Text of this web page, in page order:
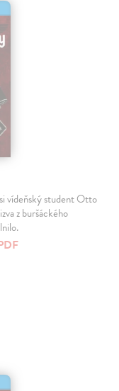
vídeňský student Otto
z buršáckého